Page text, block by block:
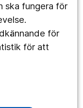
ska fungera för
för
för att